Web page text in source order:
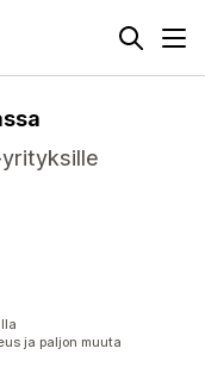
ja paljon muuta